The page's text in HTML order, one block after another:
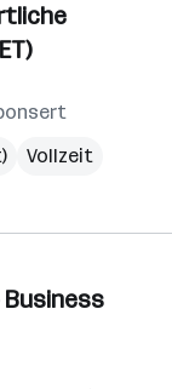
Vollzeit